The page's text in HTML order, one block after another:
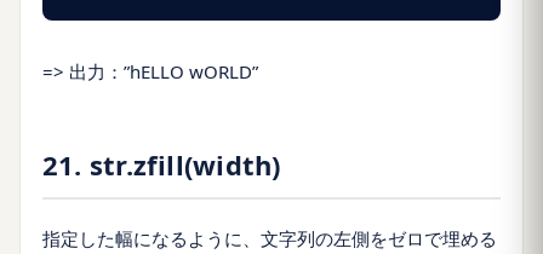
=> 出力：”hELLO wORLD”
21. str.zfill(width)
指定した幅になるように、文字列の左側をゼロで埋める